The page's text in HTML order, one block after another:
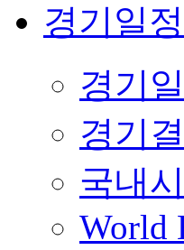
경기일
경기
경기
국내
World